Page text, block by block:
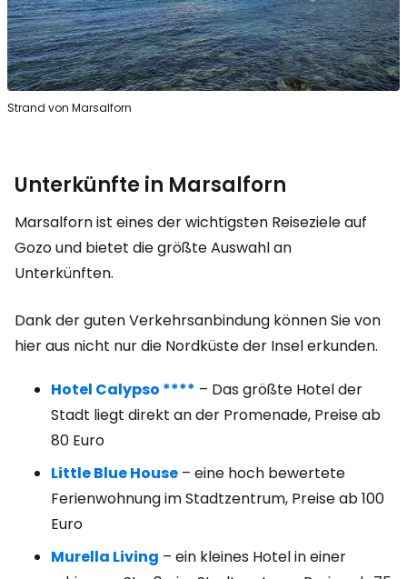
Strand von Marsalforn
Unterkünfte in Marsalforn
Marsalforn ist eines der wichtigsten Reiseziele auf
Gozo und bietet die größte Auswahl an
Unterkünften.
Dank der guten Verkehrsanbindung können Sie von
hier aus nicht nur die Nordküste der Insel erkunden.
Hotel Calypso **** – Das größte Hotel der
Stadt liegt direkt an der Promenade, Preise ab
80 Euro
Little Blue House – eine hoch bewertete
Ferienwohnung im Stadtzentrum, Preise ab 100
Euro
Murella Living – ein kleines Hotel in einer